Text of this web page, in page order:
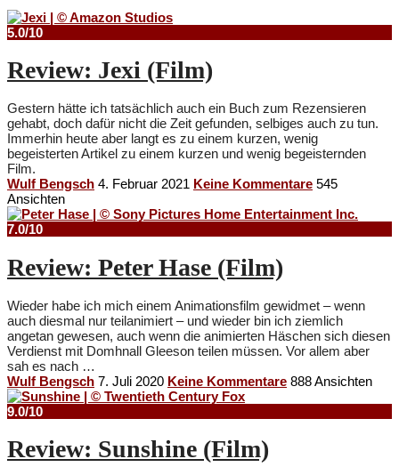
5.0/10
Review: Jexi (Film)
Gestern hätte ich tatsächlich auch ein Buch zum Rezensieren
gehabt, doch dafür nicht die Zeit gefunden, selbiges auch zu tun.
Immerhin heute aber langt es zu einem kurzen, wenig
begeisterten Artikel zu einem kurzen und wenig begeisternden
Film.
Wulf Bengsch 4. Februar 2021 Keine Kommentare 545
Ansichten
7.0/10
Review: Peter Hase (Film)
Wieder habe ich mich einem Animationsfilm gewidmet – wenn
auch diesmal nur teilanimiert – und wieder bin ich ziemlich
angetan gewesen, auch wenn die animierten Häschen sich diesen
Verdienst mit Domhnall Gleeson teilen müssen. Vor allem aber
sah es nach …
Wulf Bengsch 7. Juli 2020 Keine Kommentare 888 Ansichten
9.0/10
Review: Sunshine (Film)